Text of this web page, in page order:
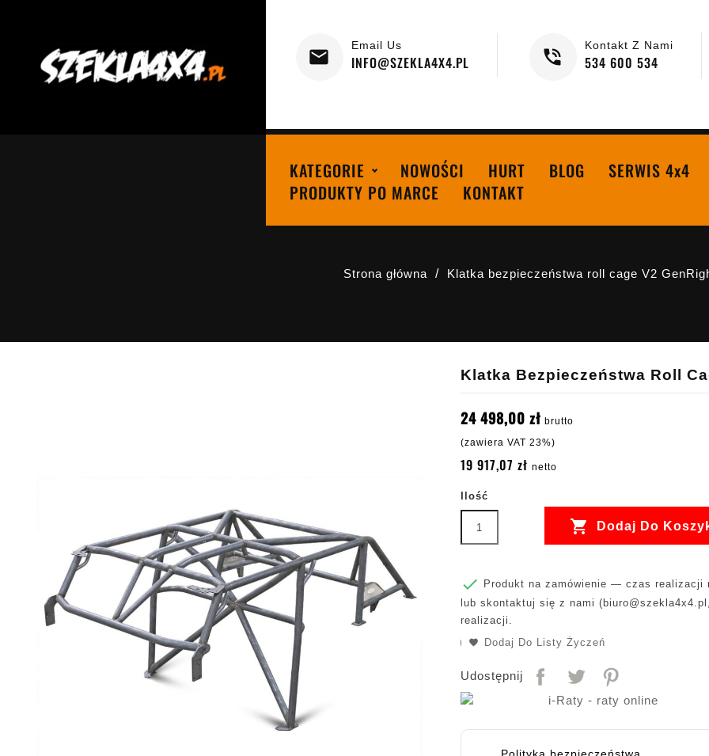
Kontakt Z Nami
534 600 534
Email Us
INFO@SZEKLA4X4.PL
KATEGORIE NOWOŚCI HURT BLOG
SERWIS 4x4
PRODUKTY PO MARCE
KONTAKT
Strona główna Klatka bezpieczeństwa roll cage V2
Klatka Bezpieczeństwa Roll
24 498,00 zł brutto
(zawiera VAT 23%)
19 917,07 zł netto
Ilość
 Dodaj Do

Produkt na zamówienie — czas
lub skontaktuj się z nami ( biuro@szekla4x4.pl
realizacji.
Dodaj Do Listy Życzeń
Udostępnij